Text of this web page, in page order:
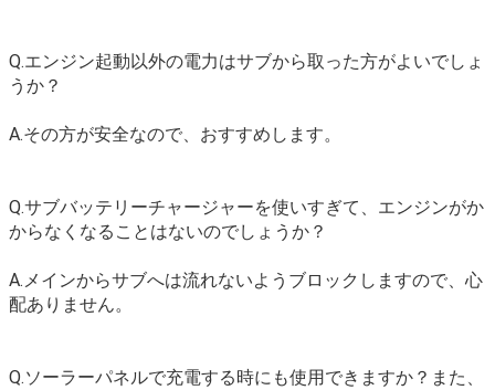
Q.エンジン起動以外の電力はサブから取った方がよいでしょ
うか？
A.その方が安全なので、おすすめします。
Q.サブバッテリーチャージャーを使いすぎて、エンジンがか
からなくなることはないのでしょうか？
A.メインからサブへは流れないようブロックしますので、心
配ありません。
Q.ソーラーパネルで充電する時にも使用できますか？また、